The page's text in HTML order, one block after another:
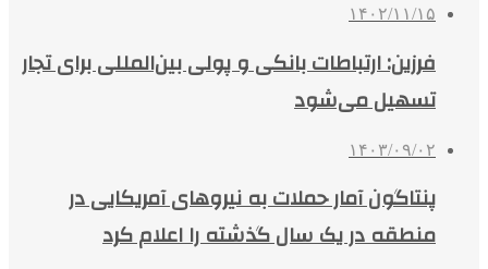
۱۴۰۲/۱۱/۱۵
فرزین: ارتباطات بانکی و پولی بین‌المللی برای تجار
تسهیل می‌شود
۱۴۰۳/۰۹/۰۲
پنتاگون آمار حملات به نیروهای آمریکایی در
منطقه در یک سال گذشته را اعلام کرد